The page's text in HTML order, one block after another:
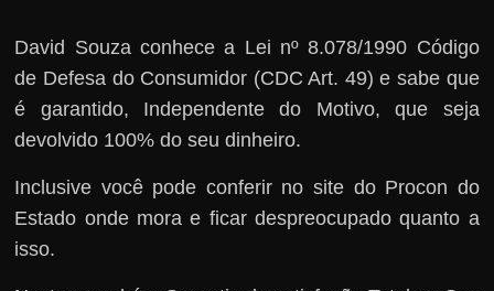
David Souza conhece a Lei nº 8.078/1990 Código
de Defesa do Consumidor (CDC Art. 49) e sabe que
é garantido, Independente do Motivo, que seja
devolvido 100% do seu dinheiro.
Inclusive você pode conferir no site do Procon do
Estado onde mora e ficar despreocupado quanto a
isso.